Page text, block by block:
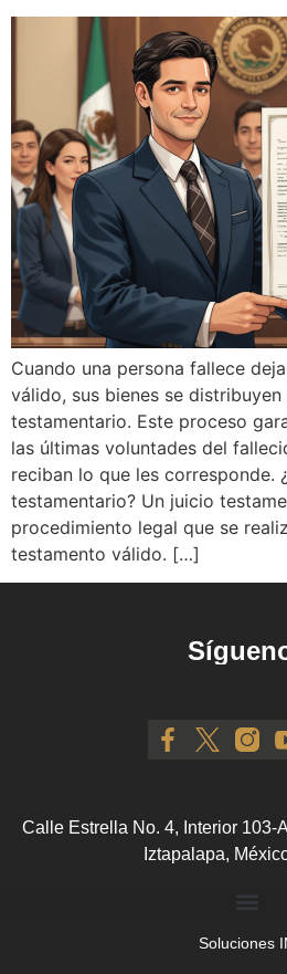
Cuando una persona fallece
válido, sus bienes se
testamentario. Este proceso
las últimas voluntades del
reciban lo que les corresponde.
testamentario? Un juicio
procedimiento legal que se
testamento válido. […]
Calle Estrella No. 4, Interior 103-
Iztapalapa,
Soluciones